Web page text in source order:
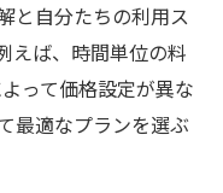
思い出を作る方
使った観光術
ビスの魅力
と自分たちの利用ス
えば、時間単位の料
って価格設定が異な
最適なプランを選ぶ